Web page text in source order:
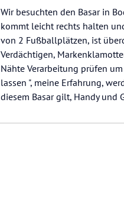
Wir besuchten den Basar in
kommt leicht rechts halten
von 2 Fußballplätzen, ist
Verdächtigen,
Nähte Verarbeitung prüfen
lassen ", meine Erfahrung,
diesem Basar gilt, Handy und